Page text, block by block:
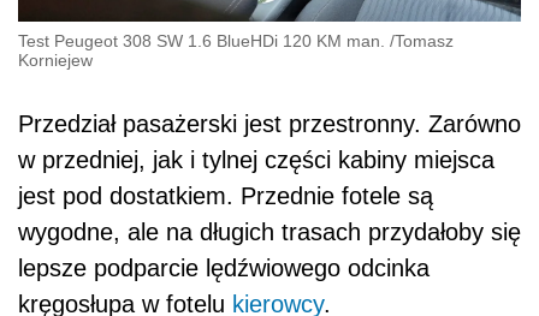
Test Peugeot 308 SW 1.6 BlueHDi 120 KM man. /Tomasz
Korniejew
Przedział pasażerski jest przestronny. Zarówno
w przedniej, jak i tylnej części kabiny miejsca
jest pod dostatkiem. Przednie fotele są
wygodne, ale na długich trasach przydałoby się
lepsze podparcie lędźwiowego odcinka
kręgosłupa w fotelu kierowcy.